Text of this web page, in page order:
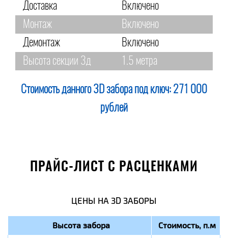
Доставка
Включено
Монтаж
Включено
Демонтаж
Включено
Высота секции 3д
1.5 метра
Стоимость данного 3D забора под ключ: 271 000
рублей
ПРАЙС-ЛИСТ С РАСЦЕНКАМИ
ЦЕНЫ НА 3D ЗАБОРЫ
Высота забора Стоимость, п.м